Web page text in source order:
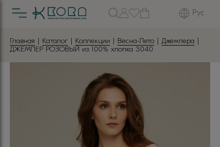
Рус
Главная | Каталог | Коллекции | Весна-Лето | Джемпера |
ДЖЕМПЕР РОЗОВЫЙ из 100% хлопка 3040